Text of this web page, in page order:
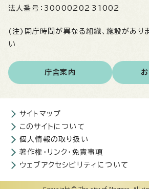
法人番号： 3000020231002
(注)開庁時間が異なる組織、施設があり
い
庁舎案内
サイトマップ
このサイトについて
個人情報の取り扱い
著作権・リンク・免責事項
ウェブアクセシビリティについて